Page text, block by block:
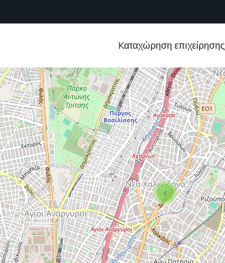
Kαταχώρηση επιχείρησης
4